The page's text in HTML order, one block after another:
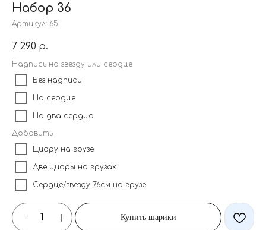
Набор 36
Артикул: 65
7 290 р.
Надпись на звезду или сердце
Без надписи
На сердце
На два сердца
Добавить
Цифру на грузе
Две цифры на грузах
Сердце/звезду 76см на грузе
Купить шарики